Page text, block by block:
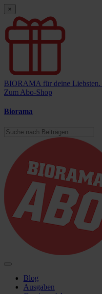
×
BIORAMA für deine Liebsten.
Zum Abo-Shop
Biorama
Blog
Ausgaben